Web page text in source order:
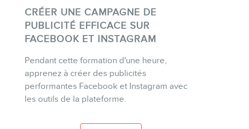
ACHETER
PLUS D'INFO
CRÉER UNE CAMPAGNE DE
PUBLICITÉ EFFICACE SUR
FACEBOOK ET INSTAGRAM
Pendant cette formation d'une heure,
apprenez à créer des publicités
performantes Facebook et Instagram avec
les outils de la plateforme.